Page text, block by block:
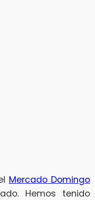
Mercado Domingo
Hemos tenido